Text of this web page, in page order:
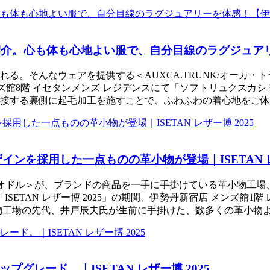
。心も体も心地よい服で、自分目線のラグジュ
る。そんなウェアを提供する＜AUXCA.TRUNK/オーカ・
8階 イセタンメンズ レジデンスにて「ソフトリュクスカ
する裏側に起毛加工を施すことで、ふわふわの着心地をご
ンを採用した一点ものの革小物が登場｜ISETAN
ル＞が、ブランドの商品を一手に手掛けている革小物工
レザー博 2025」の期間、伊勢丹新宿店 メンズ館1
場の先代、井戸辰夫氏が生前に手掛けた、数多くの革小物